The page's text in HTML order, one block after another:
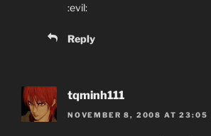
:evil:
Reply
tqminh111
NOVEMBER 8, 2008 AT 23:05